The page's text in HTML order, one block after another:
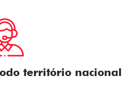
território nacional